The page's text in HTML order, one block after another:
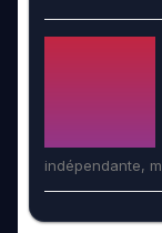
indépendante,